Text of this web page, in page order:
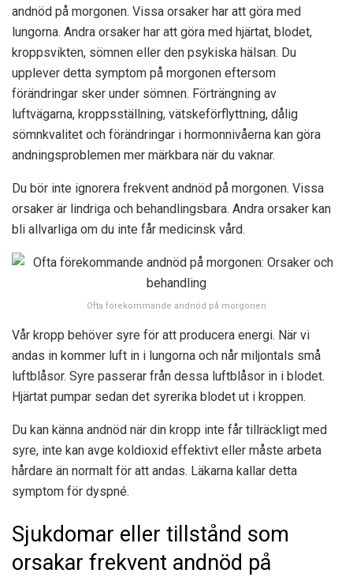
andnöd på morgonen. Vissa orsaker har att göra med
lungorna. Andra orsaker har att göra med hjärtat, blodet,
kroppsvikten, sömnen eller den psykiska hälsan. Du
upplever detta symptom på morgonen eftersom
förändringar sker under sömnen. Förträngning av
luftvägarna, kroppsställning, vätskeförflyttning, dålig
sömnkvalitet och förändringar i hormonnivåerna kan göra
andningsproblemen mer märkbara när du vaknar.
Du bör inte ignorera frekvent andnöd på morgonen. Vissa
orsaker är lindriga och behandlingsbara. Andra orsaker kan
bli allvarliga om du inte får medicinsk vård.
Ofta förekommande andnöd på morgonen
Vår kropp behöver syre för att producera energi. När vi
andas in kommer luft in i lungorna och når miljontals små
luftblåsor. Syre passerar från dessa luftblåsor in i blodet.
Hjärtat pumpar sedan det syrerika blodet ut i kroppen.
Du kan känna andnöd när din kropp inte får tillräckligt med
syre, inte kan avge koldioxid effektivt eller måste arbeta
hårdare än normalt för att andas. Läkarna kallar detta
symptom för dyspné.
Sjukdomar eller tillstånd som
orsakar frekvent andnöd på